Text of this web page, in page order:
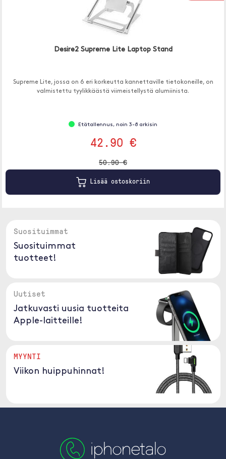
Desire2 Supreme Lite Laptop Stand
Supreme Lite, jossa on 6 eri korkeutta kannettaville tietokoneille, on
valmistettu tyylikkäästä viimeistellystä alumiinista.
Etätallennus, noin 3-8 arkisin
42.90 €
50.90 €
Lisää ostoskoriin
Suosituimmat
Suosituimmat
tuotteet!
Uutiset
Jatkuvasti uusia tuotteita
Apple-laitteille!
MYYNTI
Viikon huippuhinnat!